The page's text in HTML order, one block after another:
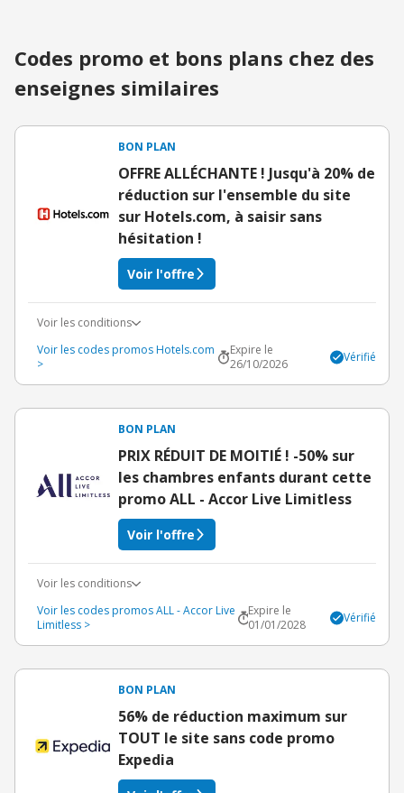
Codes promo et bons plans chez des
enseignes similaires
BON PLAN
OFFRE ALLÉCHANTE ! Jusqu'à 20% de
réduction sur l'ensemble du site
sur Hotels.com, à saisir sans
hésitation !
Voir l'offre
Voir les conditions
Voir les codes promos Hotels.com
>
Expire le
26/10/2026
Vérifié
BON PLAN
PRIX RÉDUIT DE MOITIÉ ! -50% sur
les chambres enfants durant cette
promo ALL - Accor Live Limitless
Voir l'offre
Voir les conditions
Voir les codes promos ALL - Accor Live
Limitless >
Expire le
01/01/2028
Vérifié
BON PLAN
56% de réduction maximum sur
TOUT le site sans code promo
Expedia